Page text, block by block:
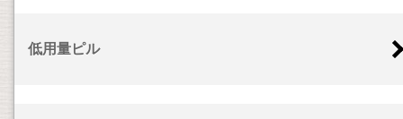
低用量ピル